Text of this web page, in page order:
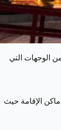
الوجهات التي
من أفضل أماكن الإقامة حيث